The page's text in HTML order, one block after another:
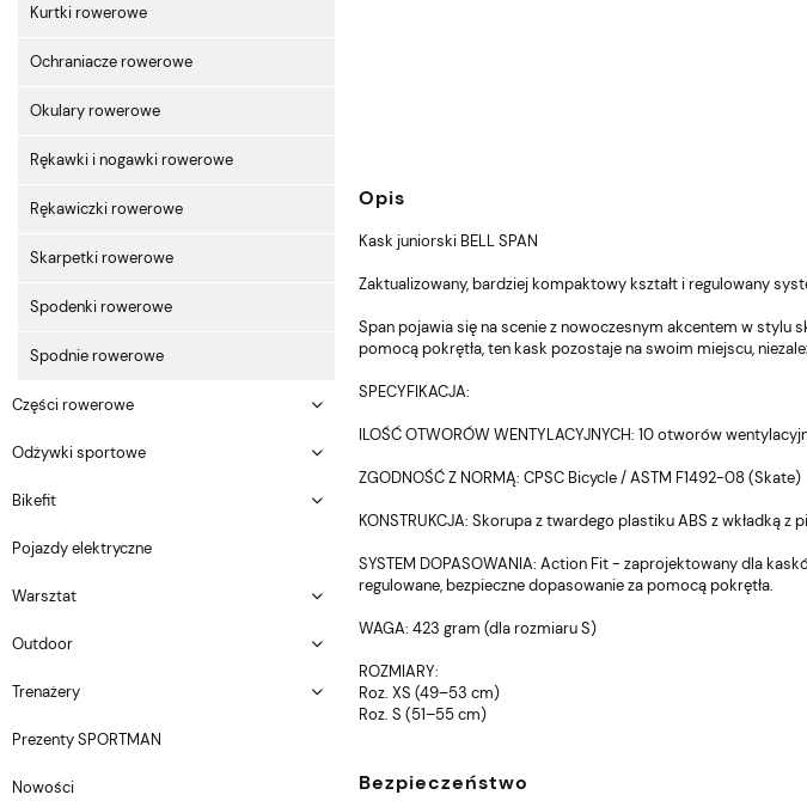
Kurtki rowerowe
Ochraniacze rowerowe
Okulary rowerowe
Rękawki i nogawki rowerowe
Rękawiczki rowerowe
Skarpetki rowerowe
Spodenki rowerowe
Spodnie rowerowe
Części rowerowe
Odżywki sportowe
Bikefit
Pojazdy elektryczne
Warsztat
Outdoor
Trenażery
Prezenty SPORTMAN
Nowości
Opis
Kask juniorski BELL SPAN
Zaktualizowany, bardziej kompaktowy kształt i regulowany
Span pojawia się na scenie z nowoczesnym akcentem w stylu
pomocą pokrętła, ten kask pozostaje na swoim miejscu,
SPECYFIKACJA:
ILOŚĆ OTWORÓW WENTYLACYJNYCH: 10 otworów
ZGODNOŚĆ Z NORMĄ: CPSC Bicycle / ASTM F1492-08 (Skate)
KONSTRUKCJA: Skorupa z twardego plastiku ABS z wkładką z
SYSTEM DOPASOWANIA: Action Fit - zaprojektowany dla
regulowane, bezpieczne dopasowanie za pomocą pokrętła.
WAGA: 423 gram (dla rozmiaru S)
ROZMIARY:
Roz. XS (49–53 cm)
Roz. S (51–55 cm)
Bezpieczeństwo